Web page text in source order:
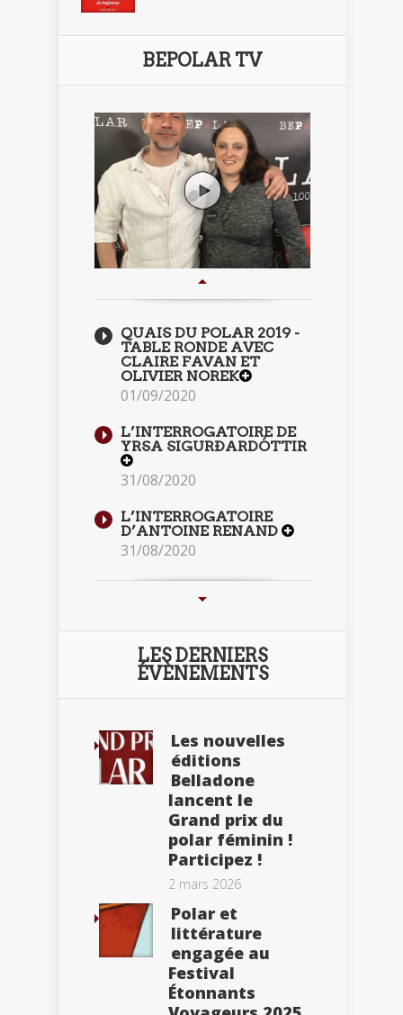
BEPOLAR TV
QUAIS DU POLAR 2019 -
TABLE RONDE AVEC
CLAIRE FAVAN ET
OLIVIER NOREK
01/09/2020
L’INTERROGATOIRE DE
YRSA SIGURÐARDÓTTIR
31/08/2020
L’INTERROGATOIRE
D’ANTOINE RENAND
31/08/2020
LES DERNIERS
ÉVÈNEMENTS
Les nouvelles
éditions
Belladone
lancent le
Grand prix du
polar féminin !
Participez !
2 mars 2026
Polar et
littérature
engagée au
Festival
Étonnants